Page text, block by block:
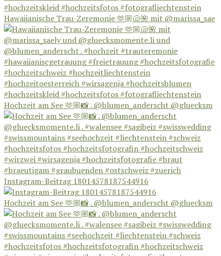
Hawaiianische Trau-Zeremonie 🫶🏼🐚🌺 mit @marissa_sae
Hochzeit am See 🫶🏼📸 . @blumen_anderscht @gluecksm
Instagram-Beitrag 18014578187544916
Hochzeit am See 🫶🏼📸 . @blumen_anderscht @gluecksm